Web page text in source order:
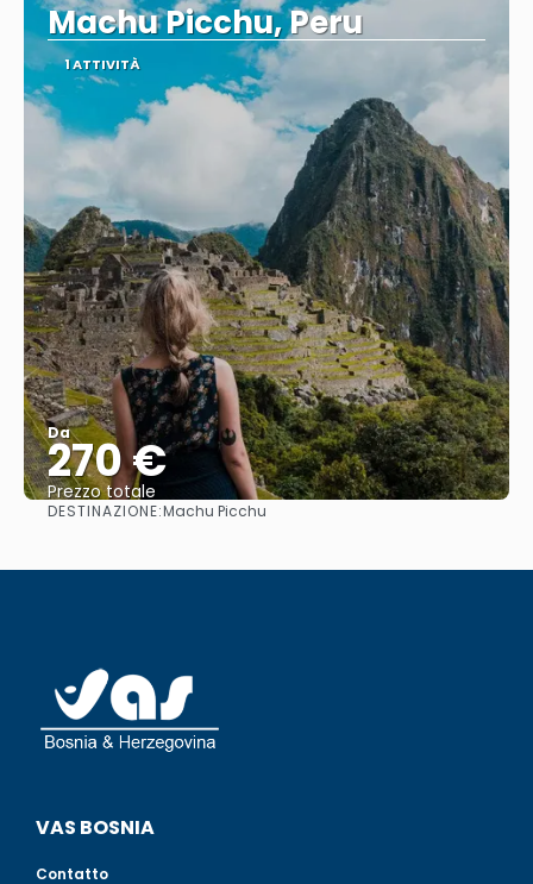
Machu Picchu, Peru
1 ATTIVITÀ
Da
270 €
Prezzo totale
Vedere
DESTINAZIONE:Machu Picchu
VAS BOSNIA
Contatto